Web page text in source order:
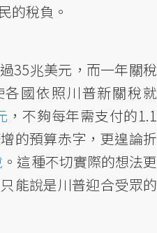
的稅負。
35兆美元，而一年關稅
國依照川普新關稅就
，不夠每年需支付的1.1
的預算赤字，更遑論折
。這種不切實際的想法更
能說是川普迎合受眾的